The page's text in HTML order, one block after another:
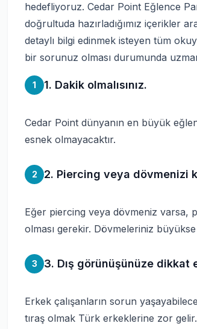
hedefliyoruz. Cedar Point Eğlence
doğrultuda hazırladığımız içerikler
detaylı bilgi edinmek isteyen tüm
bir sorunuz olması durumunda
1 1. Dakik olmalısınız.
Cedar Point dünyanın en büyük
esnek olmayacaktır.
2 2. Piercing veya dövmenizi
Eğer piercing veya dövmeniz varsa,
olması gerekir. Dövmeleriniz
3 3. Dış görünüşünüze dikkat
Erkek çalışanların sorun
tıraş olmak Türk erkeklerine zor gelir.